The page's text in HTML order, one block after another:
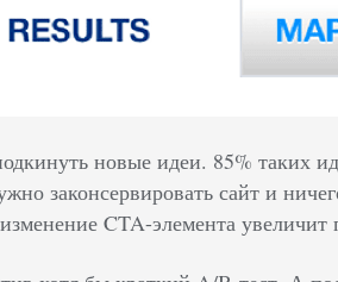
новые идеи. 85% таких
законсервировать сайт и
CTA-элемента увеличит